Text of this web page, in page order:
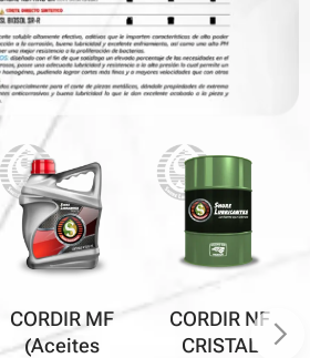
CORDIR MF
(Aceites
CORDIR NF
CRISTAL